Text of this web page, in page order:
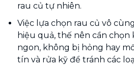
rau củ tự nhiên.
Việc lựa chọn rau củ vô
hiệu quả, thế nên cần
ngon, không bị hỏng hay
tín và rửa kỹ để tránh các